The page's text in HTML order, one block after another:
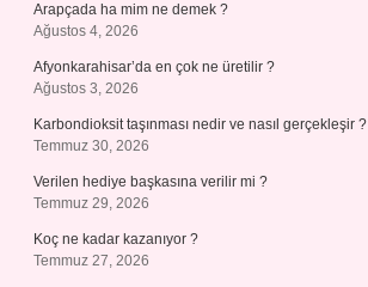
Arapçada ha mim ne demek ?
Ağustos 4, 2026
Afyonkarahisar’da en çok ne üretilir ?
Ağustos 3, 2026
Karbondioksit taşınması nedir ve nasıl gerçekleşir ?
Temmuz 30, 2026
Verilen hediye başkasına verilir mi ?
Temmuz 29, 2026
Koç ne kadar kazanıyor ?
Temmuz 27, 2026